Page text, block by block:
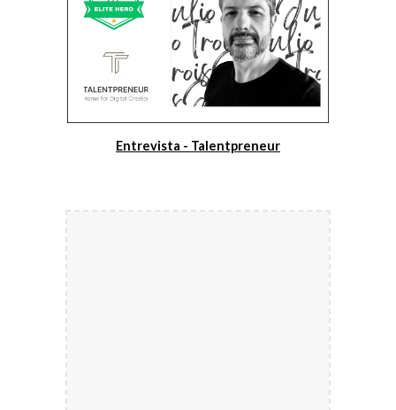
Entrevista - Talentpreneur